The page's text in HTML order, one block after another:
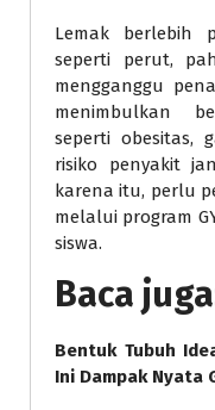
Lemak berlebih
seperti perut,
mengganggu
menimbulkan
seperti obesitas,
risiko penyakit
karena itu, perlu
melalui program
siswa.
Baca
Bentuk Tubuh
Ini Dampak Nyata